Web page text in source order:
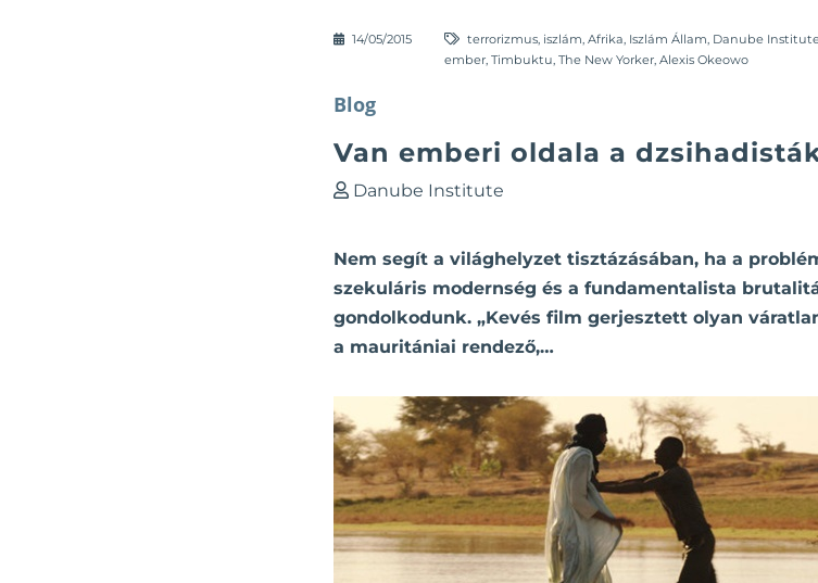
14/05/2015 terrorizmus iszlám Afrika Iszlám Állam Danube
ember Timbuktu The New Yorker Alexis Okeowo
Blog
Van emberi oldala a
Danube Institute
Nem segít a világhelyzet tisztázásában, ha a
szekuláris modernség és a fundamentalista
gondolkodunk. „Kevés film gerjesztett olyan
a mauritániai rendező,…